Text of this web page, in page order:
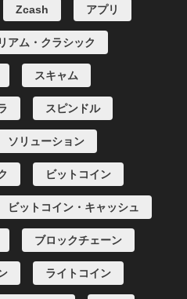
Zcash アプリ
アム・クラシック
スキャム
スピンドル
ソリューション
ビットコイン
ビットコイン・キャッシュ
ブロックチェーン
ライトコイン